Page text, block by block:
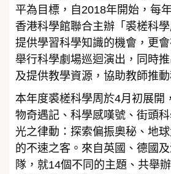
平為目標，自2018年開始，每
香港科學館聯合主辦「裘槎科
提供學習科學知識的機會，更
舉行科學劇場巡迴演出，同時
及提供教學資源，協助教師推動
本年度裘槎科學周於4月初展開
物奇遇記、科學感嘆號、街頭
光之律動：探索偏振奧秘、地
的不速之客。來自英國、德國
隊，就14個不同的主題、共舉